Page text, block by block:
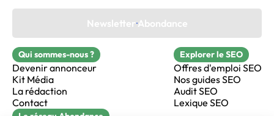
Newsletter Abondance
Qui sommes-nous ?
Devenir annonceur
Kit Média
La rédaction
Contact
Explorer le SEO
Offres d'emploi SEO
Nos guides SEO
Audit SEO
Lexique SEO